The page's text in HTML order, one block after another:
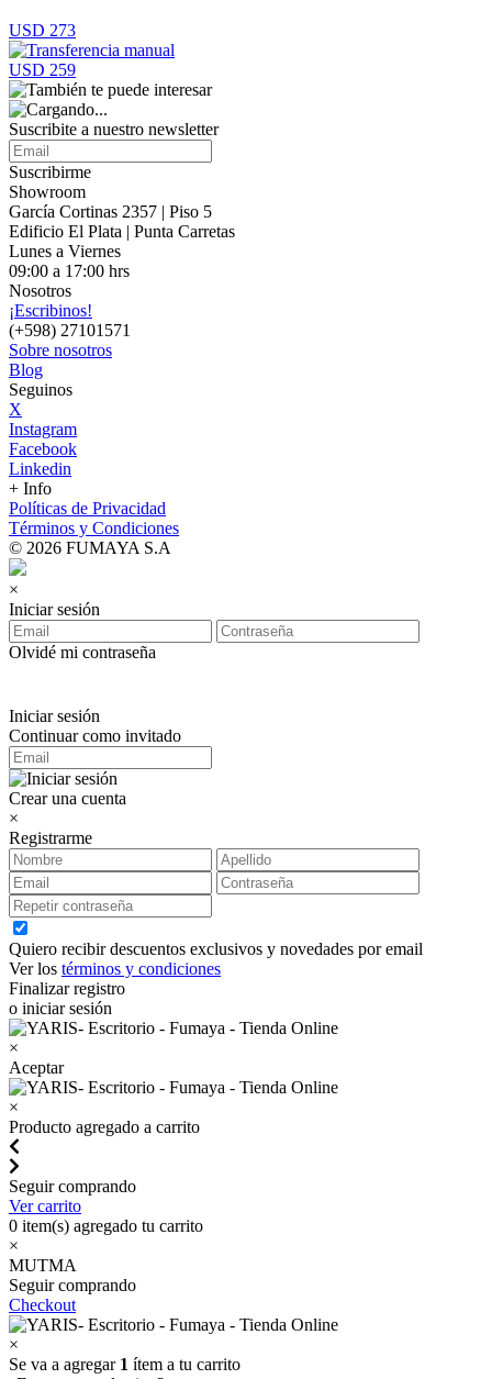
USD 273
USD 259
Suscribite a nuestro newsletter
Suscribirme
Showroom
García Cortinas 2357 | Piso 5
Edificio El Plata | Punta Carretas
Lunes a Viernes
09:00 a 17:00 hrs
Nosotros
¡Escribinos!
(+598) 27101571
Sobre nosotros
Blog
Seguinos
X
Instagram
Facebook
Linkedin
+ Info
Políticas de Privacidad
Términos y Condiciones
© 2026 FUMAYA S.A
×
Iniciar sesión
Olvidé mi contraseña
Iniciar sesión
Continuar como invitado
Crear una cuenta
×
Registrarme
Quiero recibir descuentos exclusivos y novedades por email
Ver los términos y condiciones
Finalizar registro
o iniciar sesión
×
Aceptar
×
Producto agregado a carrito
Seguir comprando
Ver carrito
0 item(s) agregado tu carrito
×
MUTMA
Seguir comprando
Checkout
×
Se va a agregar 1 ítem a tu carrito